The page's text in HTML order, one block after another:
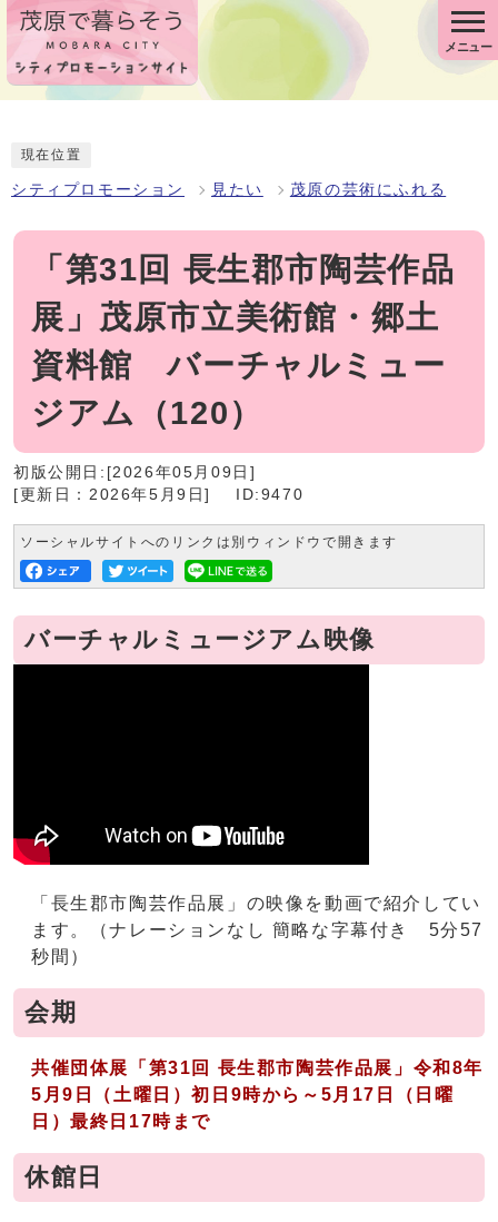
メニュー
現在位置
シティプロモーション 見たい 茂原の芸術にふれる
「第31回 長生郡市陶芸作品
展」茂原市立美術館・郷土
資料館 バーチャルミュー
ジアム（120）
初版公開日:[2026年05月09日]
[更新日：2026年5月9日]
ID:9470
ソーシャルサイトへのリンクは別ウィンドウで開きます
バーチャルミュージアム映像
「長生郡市陶芸作品展」の映像を動画で紹介してい
ます。（ナレーションなし 簡略な字幕付き 5分57
秒間）
会期
共催団体展 「第31回 長生郡市陶芸作品展」 令和8年
5月9日（土曜日）初日9時から～5月17日（日曜
日）最終日17時まで
休館日